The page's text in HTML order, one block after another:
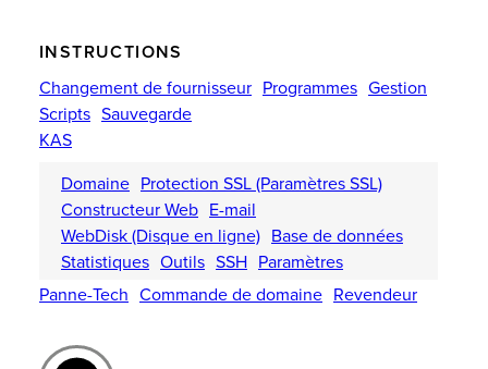
INSTRUCTIONS
Changement de fournisseur Programmes Gestion
Scripts Sauvegarde
KAS
Domaine Protection SSL (Paramètres SSL)
Constructeur Web E-mail
WebDisk (Disque en ligne) Base de données
Statistiques Outils SSH Paramètres
Panne-Tech Commande de domaine Revendeur